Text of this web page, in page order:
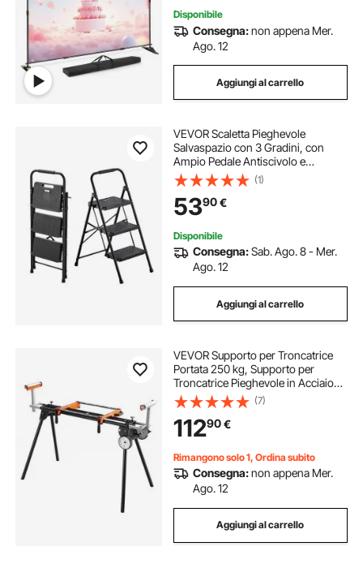
Disponibile
Consegna:non appena Mer.
Ago. 12
Aggiungi al carrello
VEVOR Scaletta Pieghevole
Salvaspazio con 3 Gradini, con
Ampio Pedale Antiscivolo e
Comoda Impugnatura, Scala in
Acciaio Portatile Leggera con
Capacità di 272 kg, Multiuso per
Cucina, Casa, Nero
(1)
5390€
Disponibile
Consegna:Sab. Ago. 8 - Mer.
Ago. 12
Aggiungi al carrello
VEVOR Supporto per Troncatrice
Portata 250 kg, Supporto per
Troncatrice Pieghevole in Acciaio
con Staffe di Montaggio in Un
Pezzo, Altezza e Lunghezza
Regolabili, Supporto per Troncatrice
Portatile
(7)
11290€
Rimangono solo 1, Ordina subito
Consegna:non appena Mer.
Ago. 12
Aggiungi al carrello